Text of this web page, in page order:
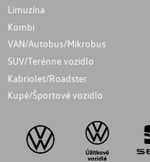
Limuzína
Kombi
VAN/Autobus/Mikrobus
SUV/Terénne vozidlo
Kabriolet/Roadster
Kupé/Športové vozidlo